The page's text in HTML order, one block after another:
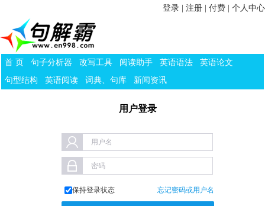
登录 注册 付费 个人中心
首 页 句子分析器 改写工具 阅读助手 英语语法
英语论文
句型结构
英语阅读 词典、句库 新闻资讯
用户登录
用户名
密码
保持登录状态 忘记密码或用户名